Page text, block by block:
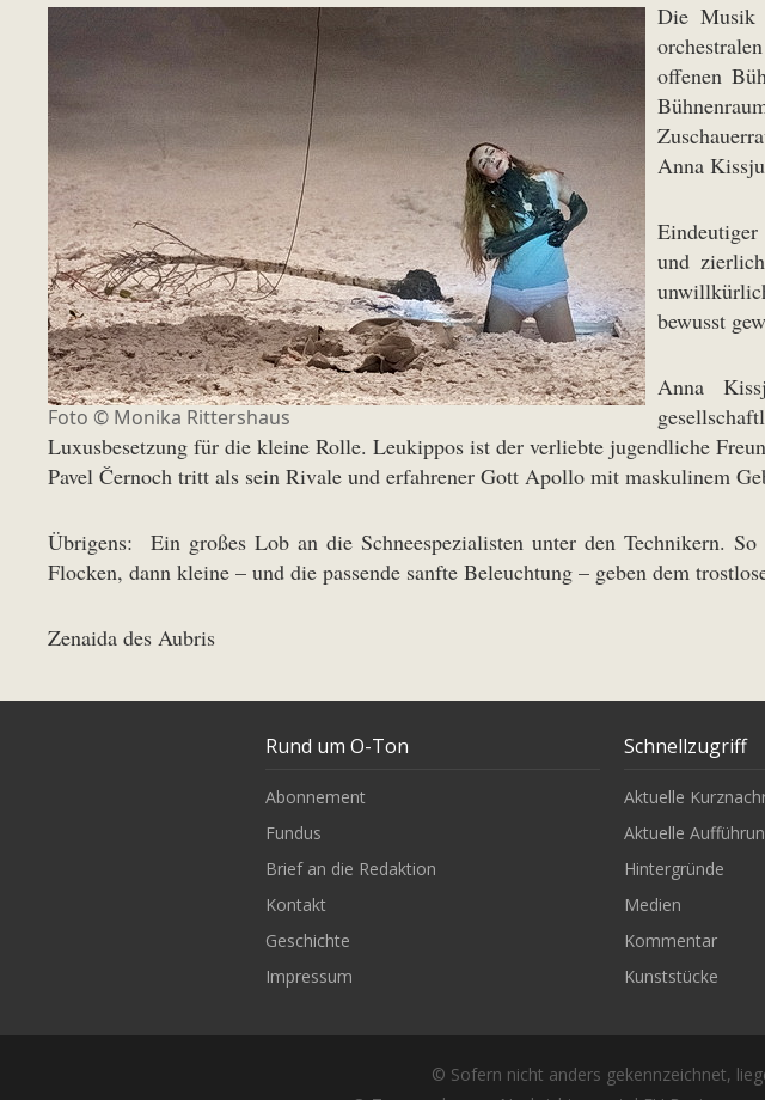
Foto © Monika Rittershaus
Die Musik
offenen
Anna
und
bewusst
Anna
Luxusbesetzung für die kleine Rolle. Leukippos ist der verliebte jugendliche
Pavel Černoch tritt als sein Rivale und erfahrener Gott Apollo mit maskulinem
Übrigens: Ein großes Lob an die Schneespezialisten unter den Technikern.
Flocken, dann kleine – und die passende sanfte Beleuchtung – geben dem
Zenaida des Aubris
© Sofern nicht anders gekennzeichnet,
Rund um O-Ton
Abonnement
Fundus
Brief an die Redaktion
Kontakt
Geschichte
Impressum
Schnellzugriff
Aktuelle
Aktuelle
Hintergründe
Medien
Kommentar
Kunststücke